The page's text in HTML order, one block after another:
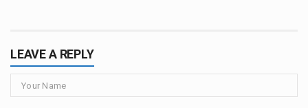
LEAVE A REPLY